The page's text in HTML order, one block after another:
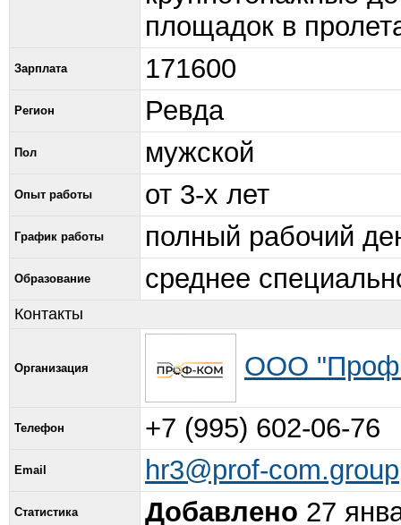
площадок в
Зарплата 171600
Регион Ревда
Пол мужской
Опыт работы от 3-х лет
График работы полный рабочий
Образование среднее
Контакты
Организация ООО
Телефон +7 (995) 602-06-76
Email hr3@prof-com.group
Статистика Добавлено 27